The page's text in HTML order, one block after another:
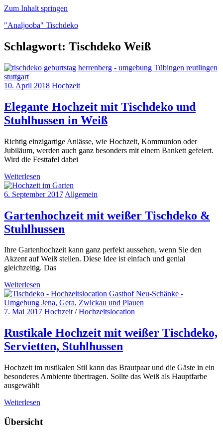
Zum Inhalt springen
"Analjooba" Tischdeko
"Analjooba"
Tischdeko
zu
verschiednenen
Schlagwort: Tischdeko Weiß
10. April 2018 Hochzeit
Elegante Hochzeit mit Tischdeko und
Stuhlhussen in Weiß
Richtig einzigartige Anlässe, wie Hochzeit, Kommunion oder
Jubiläum, werden auch ganz besonders mit einem Bankett gefeiert.
Wird die Festtafel dabei
Weiterlesen
6. September 2017 Allgemein
Gartenhochzeit mit weißer Tischdeko &
Stuhlhussen
Ihre Gartenhochzeit kann ganz perfekt aussehen, wenn Sie den
Akzent auf Weiß stellen. Diese Idee ist einfach und genial
gleichzeitig. Das
Weiterlesen
7. Mai 2017 Hochzeit/Hochzeitslocation
Rustikale Hochzeit mit weißer Tischdeko,
Servietten, Stuhlhussen
Hochzeit im rustikalen Stil kann das Brautpaar und die Gäste in ein
besonderes Ambiente übertragen. Sollte das Weiß als Hauptfarbe
ausgewählt
Weiterlesen
Übersicht